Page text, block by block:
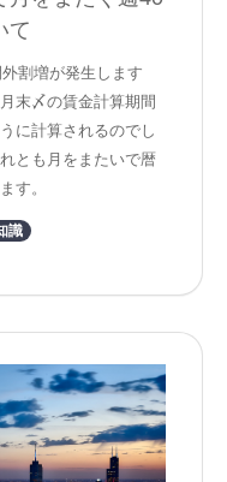
て
割増が発生します
末〆の賃金計算期間
に計算されるのでし
とも月をまたいで暦
す。
識